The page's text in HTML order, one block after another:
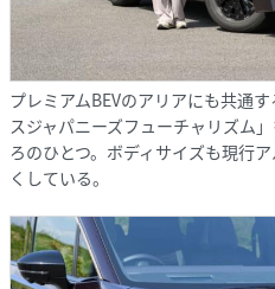
プレミアムBEVのアリアにも共通
スジャパニーズフューチャリズム
ろのひとつ。ボディサイズも現行
くしている。